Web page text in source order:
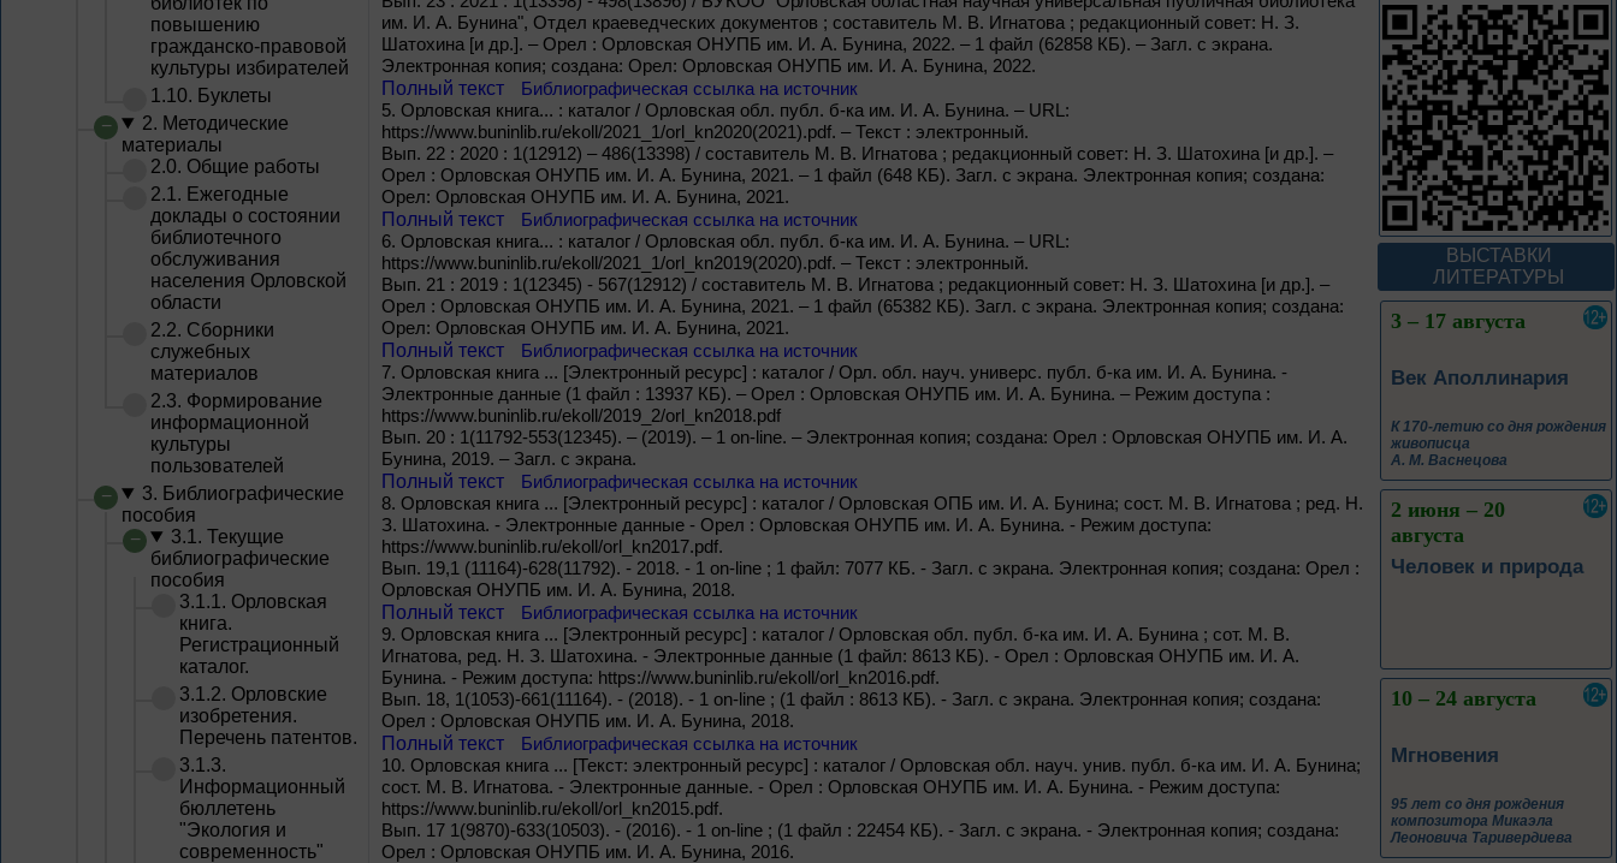
повышению
гражданско-правовой
культуры избирателей
1.10. Буклеты
2. Методические
материалы
2.0. Общие работы
2.1. Ежегодные
доклады о состоянии
библиотечного
обслуживания
населения Орловской
области
2.2. Сборники
служебных
материалов
2.3. Формирование
информационной
культуры
пользователей
3. Библиографические
пособия
3.1. Текущие
библиографические
пособия
3.1.1. Орловская
книга.
Регистрационный
каталог.
3.1.2. Орловские
изобретения.
Перечень патентов.
3.1.3.
Информационный
бюллетень
"Экология и
современность"
им. И. А. Бунина", Отдел краеведческих документов ; составитель М. В. Игнатова ; редакционный совет: Н. З.
Шатохина [и др.]. – Орел : Орловская ОНУПБ им. И. А. Бунина, 2022. – 1 файл (62858 КБ). – Загл. с экрана.
Электронная копия; создана: Орел: Орловская ОНУПБ им. И. А. Бунина, 2022.
Полный текст
Библиографическая ссылка на источник
5. Орловская книга... : каталог / Орловская обл. публ. б-ка им. И. А. Бунина. – URL:
https://www.buninlib.ru/ekoll/2021_1/orl_kn2020(2021).pdf. – Текст : электронный.
Вып. 22 : 2020 : 1(12912) – 486(13398) / составитель М. В. Игнатова ; редакционный совет: Н. З. Шатохина [и др.]. –
Орел : Орловская ОНУПБ им. И. А. Бунина, 2021. – 1 файл (648 КБ). Загл. с экрана. Электронная копия; создана:
Орел: Орловская ОНУПБ им. И. А. Бунина, 2021.
Полный текст
Библиографическая ссылка на источник
6. Орловская книга... : каталог / Орловская обл. публ. б-ка им. И. А. Бунина. – URL:
https://www.buninlib.ru/ekoll/2021_1/orl_kn2019(2020).pdf. – Текст : электронный.
Вып. 21 : 2019 : 1(12345) - 567(12912) / составитель М. В. Игнатова ; редакционный совет: Н. З. Шатохина [и др.]. –
Орел : Орловская ОНУПБ им. И. А. Бунина, 2021. – 1 файл (65382 КБ). Загл. с экрана. Электронная копия; создана:
Орел: Орловская ОНУПБ им. И. А. Бунина, 2021.
Полный текст
Библиографическая ссылка на источник
7. Орловская книга ... [Электронный ресурс] : каталог / Орл. обл. науч. универс. публ. б-ка им. И. А. Бунина. -
Электронные данные (1 файл : 13937 КБ). – Орел : Орловская ОНУПБ им. И. А. Бунина. – Режим доступа :
https://www.buninlib.ru/ekoll/2019_2/orl_kn2018.pdf
Вып. 20 : 1(11792-553(12345). – (2019). – 1 on-line. – Электронная копия; создана: Орел : Орловская ОНУПБ им. И. А.
Бунина, 2019. – Загл. с экрана.
Полный текст
Библиографическая ссылка на источник
8. Орловская книга ... [Электронный ресурс] : каталог / Орловская ОПБ им. И. А. Бунина; сост. М. В. Игнатова ; ред. Н.
З. Шатохина. - Электронные данные - Орел : Орловская ОНУПБ им. И. А. Бунина. - Режим доступа:
https://www.buninlib.ru/ekoll/orl_kn2017.pdf.
Вып. 19,1 (11164)-628(11792). - 2018. - 1 on-line ; 1 файл: 7077 КБ. - Загл. с экрана. Электронная копия; создана: Орел :
Орловская ОНУПБ им. И. А. Бунина, 2018.
Полный текст
Библиографическая ссылка на источник
9. Орловская книга ... [Электронный ресурс] : каталог / Орловская обл. публ. б-ка им. И. А. Бунина ; сот. М. В.
Игнатова, ред. Н. З. Шатохина. - Электронные данные (1 файл: 8613 КБ). - Орел : Орловская ОНУПБ им. И. А.
Бунина. - Режим доступа: https://www.buninlib.ru/ekoll/orl_kn2016.pdf.
Вып. 18, 1(1053)-661(11164). - (2018). - 1 on-line ; (1 файл : 8613 КБ). - Загл. с экрана. Электронная копия; создана:
Орел : Орловская ОНУПБ им. И. А. Бунина, 2018.
Полный текст
Библиографическая ссылка на источник
10. Орловская книга ... [Текст: электронный ресурс] : каталог / Орловская обл. науч. унив. публ. б-ка им. И. А. Бунина;
сост. М. В. Игнатова. - Электронные данные. - Орел : Орловская ОНУПБ им. И. А. Бунина. - Режим доступа:
https://www.buninlib.ru/ekoll/orl_kn2015.pdf.
Вып. 17 1(9870)-633(10503). - (2016). - 1 on-line ; (1 файл : 22454 КБ). - Загл. с экрана. - Электронная копия; создана:
Орел : Орловская ОНУПБ им. И. А. Бунина, 2016.
ВЫСТАВКИ
ЛИТЕРАТУРЫ
Цикл выставок литературы
4 – 14 августа
В борьбе против
нацизма мы были
вместе
Великая Победа народов
многонациональной страны
3 – 17 августа
Век Аполлинария
К 170-летию со дня рождения
живописца
А. М. Васнецова
2 июня – 20
августа
Человек и природа
10 – 24 августа
Мгновения
95 лет со дня рождения
композитора Микаэла
Леоновича Таривердиева